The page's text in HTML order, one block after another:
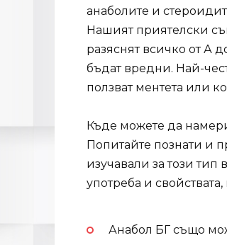
анаболите и
Нашият приятелски
разяснят всичко от А
бъдат вредни. Най-
ползват ментета или
Къде можете да
Попитайте познати и
изучавали за този тип
употреба и
Анабол БГ също